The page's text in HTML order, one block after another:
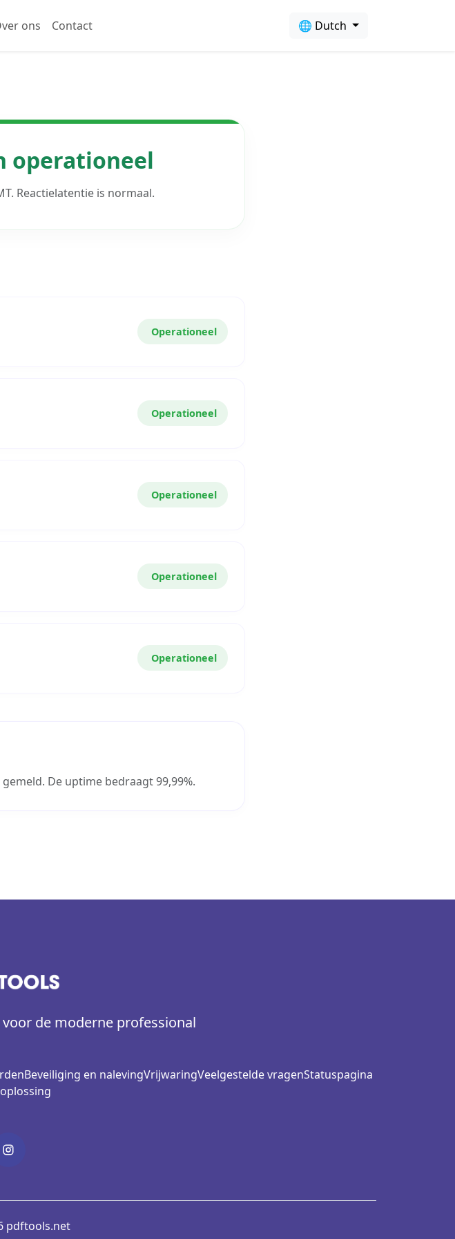
ons Contact 🌐 Dutch
operationeel
Reactielatentie is normaal.
Operationeel
Operationeel
Operationeel
Operationeel
Operationeel
De uptime bedraagt ​​99,99%.
de moderne professional
Beveiliging en nalevingVrijwaringVeelgestelde vragenStatuspagina
pdftools.net